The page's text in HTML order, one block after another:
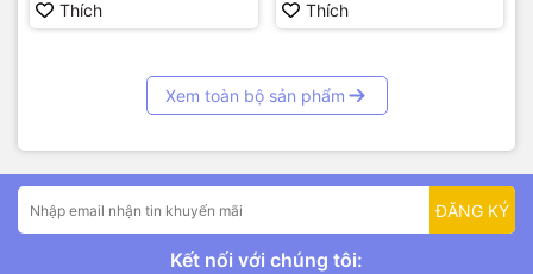
Thích Thích
Xem toàn bộ sản phẩm
ĐĂNG KÝ
Kết nối với chúng tôi: